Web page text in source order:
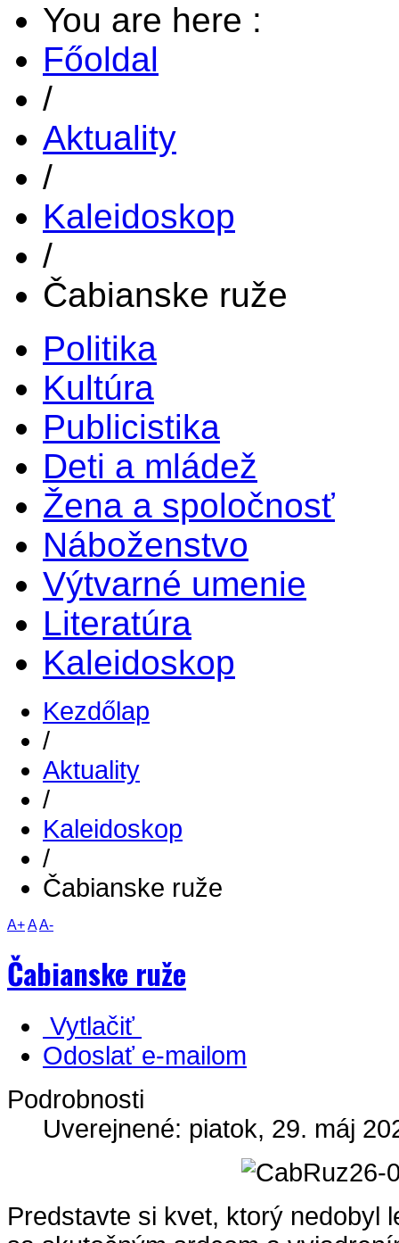
You are here :
Főoldal
/
Aktuality
/
Kaleidoskop
/
Čabianske ruže
Politika
Kultúra
Publicistika
Deti a mládež
Žena a spoločnosť
Náboženstvo
Výtvarné umenie
Literatúra
Kaleidoskop
Kezdőlap
/
Aktuality
/
Kaleidoskop
/
Čabianske ruže
A+AA-
Čabianske ruže
Vytlačiť
Odoslať e-mailom
Podrobnosti
Uverejnené: piatok, 29. máj
Predstavte si kvet, ktorý nedobyl